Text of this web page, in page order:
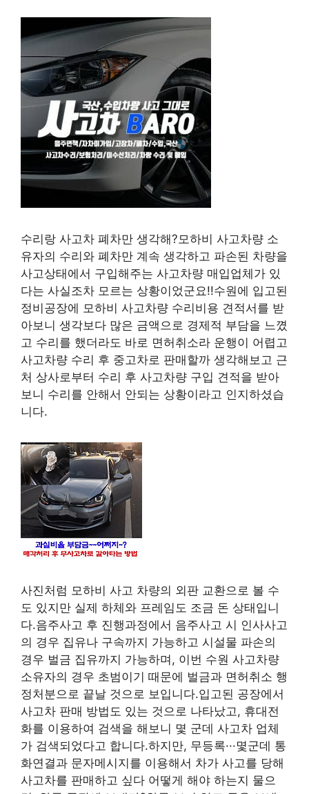
수리랑 사고차 폐차만 생각해?모하비 사고차량 소
유자의 수리와 폐차만 계속 생각하고 파손된 차량을
사고상태에서 구입해주는 사고차량 매입업체가 있
다는 사실조차 모르는 상황이었군요!!수원에 입고된
정비공장에 모하비 사고차량 수리비용 견적서를 받
아보니 생각보다 많은 금액으로 경제적 부담을 느꼈
고 수리를 했더라도 바로 면허취소라 운행이 어렵고
사고차량 수리 후 중고차로 판매할까 생각해보고 근
처 상사로부터 수리 후 사고차량 구입 견적을 받아
보니 수리를 안해서 안되는 상황이라고 인지하셨습
니다.
사진처럼 모하비 사고 차량의 외판 교환으로 볼 수
도 있지만 실제 하체와 프레임도 조금 돈 상태입니
다.음주사고 후 진행과정에서 음주사고 시 인사사고
의 경우 집유나 구속까지 가능하고 시설물 파손의
경우 벌금 집유까지 가능하며, 이번 수원 사고차량
소유자의 경우 초범이기 때문에 벌금과 면허취소 행
정처분으로 끝날 것으로 보입니다.입고된 공장에서
사고차 판매 방법도 있는 것으로 나타났고, 휴대전
화를 이용하여 검색을 해보니 몇 군데 사고차 업체
가 검색되었다고 합니다.하지만, 무등록···몇군데 통
화연결과 문자메시지를 이용해서 차가 사고를 당해
사고차를 판매하고 싶다 어떻게 해야 하는지 물으